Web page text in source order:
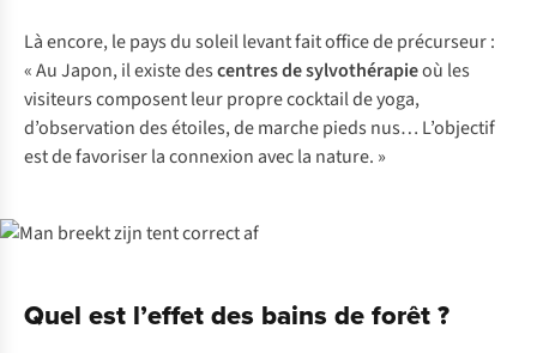
Là encore, le pays du soleil levant fait office de précurseur :
« Au Japon, il existe descentres de sylvothérapieoù les
visiteurs composent leur propre cocktail de yoga,
d’observation des étoiles, de marche pieds nus… L’objectif
est de favoriser la connexion avec la nature. »
Quel est l’effet des bains de forêt ?